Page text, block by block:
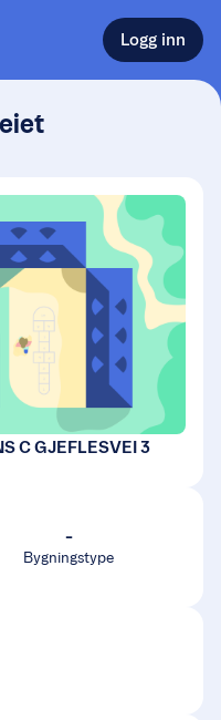
Logg inn
C GJEFLESVEI 3
-
Bygningstype